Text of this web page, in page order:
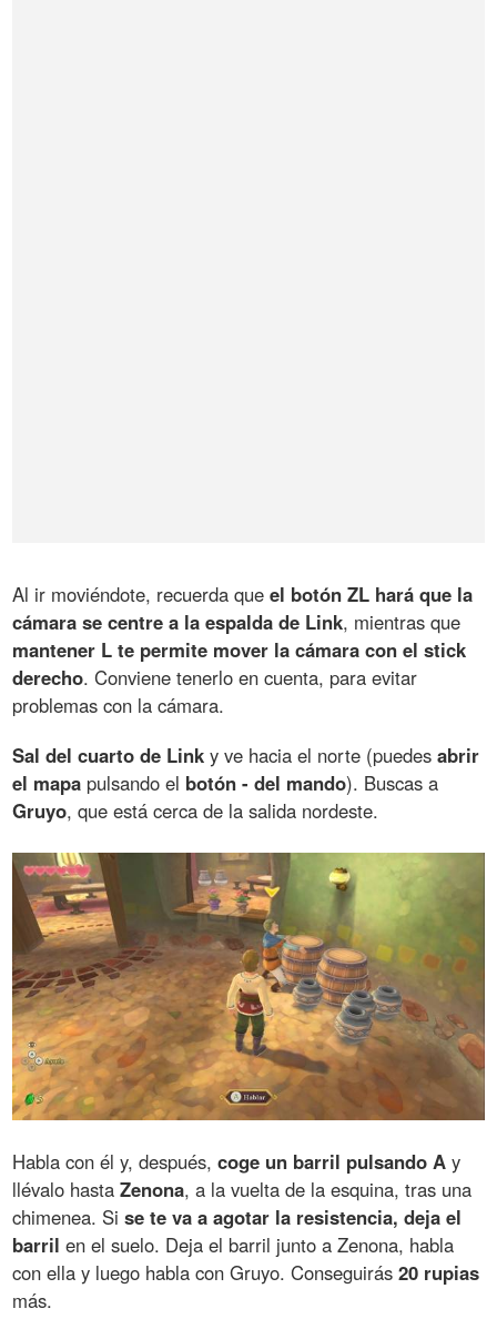
Al ir moviéndote, recuerda queel botón ZL hará que la
cámara se centre a la espalda de Link, mientras que
mantener L te permite mover la cámara con el stick
derecho. Conviene tenerlo en cuenta, para evitar
problemas con la cámara.
Sal del cuarto de Link y ve hacia el norte (puedesabrir
el mapa pulsando el botón - del mando). Buscas a
Gruyo, que está cerca de la salida nordeste.
Habla con él y, después,coge un barril pulsando A y
llévalo hastaZenona, a la vuelta de la esquina, tras una
chimenea. Sise te va a agotar la resistencia, deja el
barril en el suelo. Deja el barril junto a Zenona, habla
con ella y luego habla con Gruyo. Conseguirás20 rupias
más.